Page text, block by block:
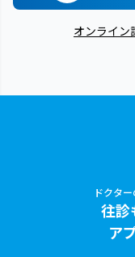
オンライン
ドクタ
往診
ア